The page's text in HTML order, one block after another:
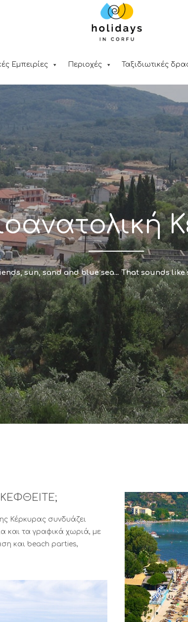
Εμπειρίες Περιοχές Ταξιδιωτικές
sun, sand and blue sea… That sounds like
Κέρκυρας συνδυάζει
και τα γραφικά χωριά, με
και beach parties,